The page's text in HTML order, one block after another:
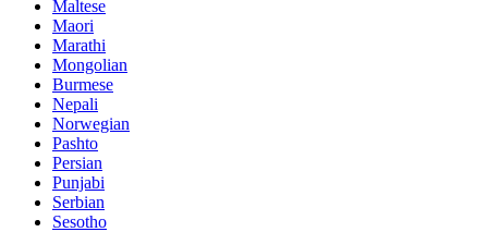
Maltese
Maori
Marathi
Mongolian
Burmese
Nepali
Norwegian
Pashto
Persian
Punjabi
Serbian
Sesotho